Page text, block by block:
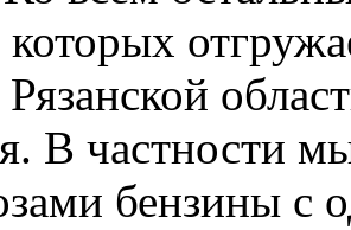
которых
В частности
бензины с